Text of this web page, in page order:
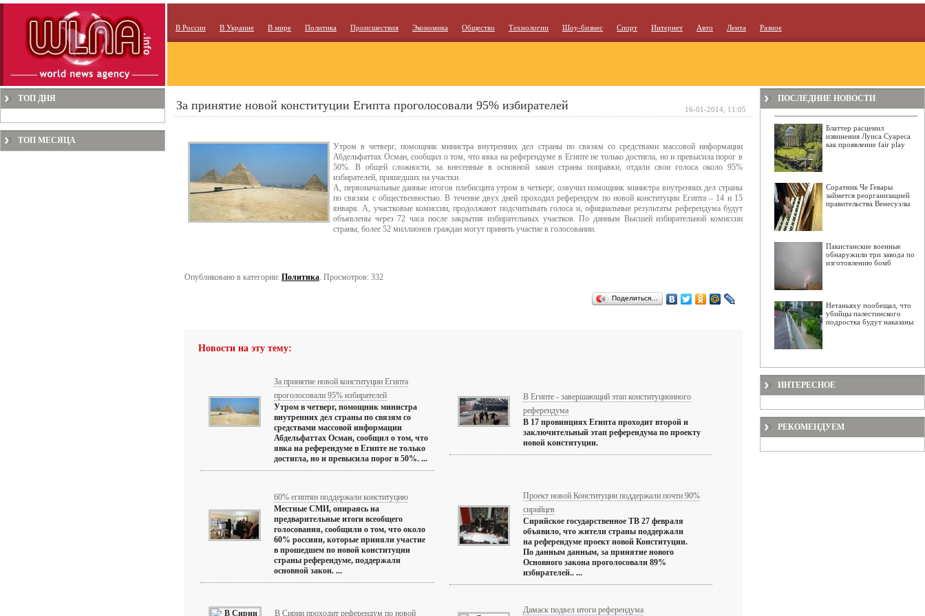
В России В Украине В мире Политика Происшествия Экономика Общество Технологии Шоу-бизнес Спорт Интернет Авто Лента Разное
ТОП ДНЯ
ТОП МЕСЯЦА
За принятие новой конституции Египта проголосовали 95% избирателей
Утром в четверг, помощник министра внутренних дел страны по связям со средствами массовой информации
Абдельфаттах Осман, сообщил о том, что явка на референдуме в Египте не только достигла, но и превысила порог в
50%. В общей сложности, за внесенные в основной закон страны поправки, отдали свои голоса около 95%
избирателей, пришедших на участки.
А, первоначальные данные итогов плебисцита утром в четверг, озвучил помощник министра внутренних дел страны
по связям с общественностью. В течение двух дней проходил референдум по новой конституции Египта – 14 и 15
января. А, участковые комиссии, продолжают подсчитывать голоса и, официальные результаты референдума будут
объявлены через 72 часа после закрытия избирательных участков. По данным Высшей избирательной комиссии
страны, более 52 миллионов граждан могут принять участие в голосовании.
Опубликовано в категории: Политика. Просмотров: 332
Поделиться…
Новости на эту тему:
За принятие новой конституции Египта
проголосовали 95% избирателей
Утром в четверг, помощник министра
внутренних дел страны по связям со
средствами массовой информации
Абдельфаттах Осман, сообщил о том, что
явка на референдуме в Египте не только
достигла, но и превысила порог в 50%. ...
В Египте - завершающий этап конституционного
референдума
В 17 провинциях Египта проходит второй и
заключительный этап референдума по проекту
новой конституции.
60% египтян поддержали конституцию
Местные СМИ, опираясь на
предварительные итоги всеобщего
голосования, сообщили о том, что около
60% россиян, которые приняли участие
в прошедшем по новой конституции
страны референдуме, поддержали
основной закон. ...
Проект новой Конституции поддержали почти 90%
сирийцев
Сирийское государственное ТВ 27 февраля
объявило, что жители страны поддержали
на референдуме проект новой Конституции.
По данным данным, за принятие нового
Основного закона проголосовали 89%
избирателей.. ...
В Сирии проходит референдум по новой Дамаск подвел итоги референдума
16-01-2014, 11:05
ПОСЛЕДНИЕ НОВОСТИ
Блаттер расценил
извинения Луиса Суареса
как проявление fair play
Соратник Че Гевары
займется реорганизацией
правительства Венесуэлы
Пакистанские военные
обнаружили три завода по
изготовлению бомб
Нетаньяху пообещал, что
убийцы палестинского
подростка будут наказаны
ИНТЕРЕСНОЕ
РЕКОМЕНДУЕМ